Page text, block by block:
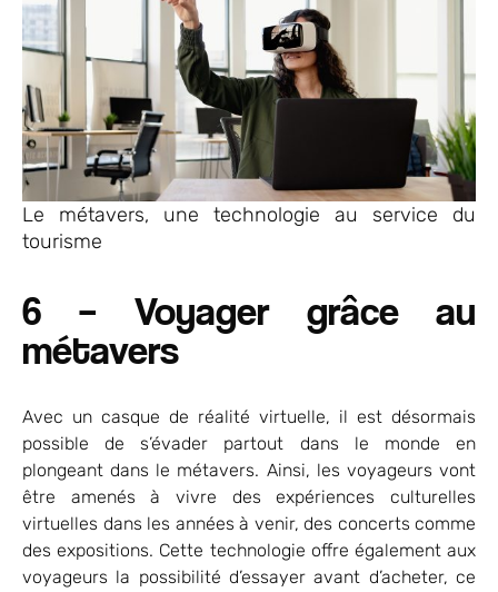
Le métavers, une technologie au service du
tourisme
6 – Voyager grâce au
métavers
Avec un casque de réalité virtuelle, il est désormais
possible de s’évader partout dans le monde en
plongeant dans le métavers. Ainsi, les voyageurs vont
être amenés à vivre des expériences culturelles
virtuelles dans les années à venir, des concerts comme
des expositions. Cette technologie offre également aux
voyageurs la possibilité d’essayer avant d’acheter, ce